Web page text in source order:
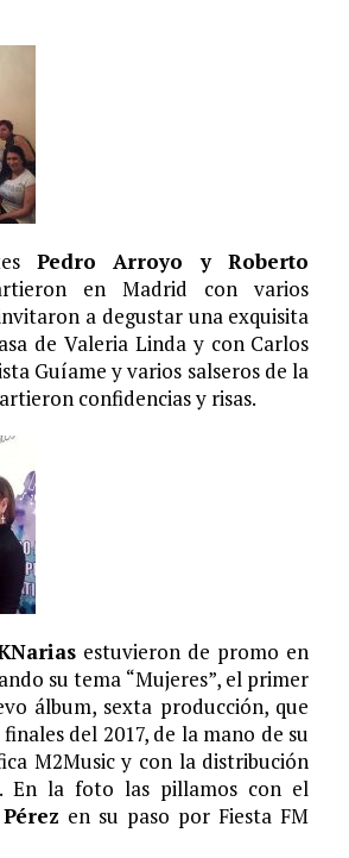
Pedro Arroyo y Roberto
en Madrid con varios
a degustar una exquisita
de Valeria Linda y con Carlos
Guíame y varios salseros de la
confidencias y risas.
estuvieron de promo en
su tema “Mujeres”, el primer
álbum, sexta producción, que
del 2017, de la mano de su
M2Music y con la distribución
En la foto las pillamos con el
en su paso por Fiesta FM